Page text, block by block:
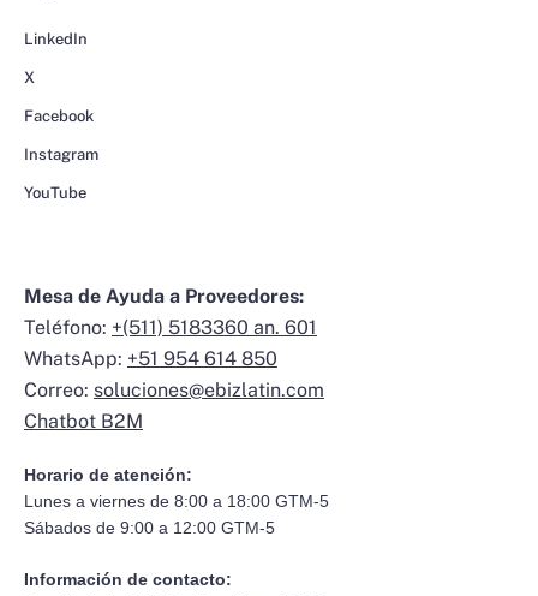
LinkedIn
X
Facebook
Instagram
YouTube
Mesa de Ayuda a Proveedores:
Teléfono: +(511) 5183360 an. 601
WhatsApp: +51 954 614 850
Correo: soluciones@ebizlatin.com
Chatbot B2M
Horario de atención:
Lunes a viernes de 8:00 a 18:00 GTM-5
Sábados de 9:00 a 12:00 GTM-5
Información de contacto: